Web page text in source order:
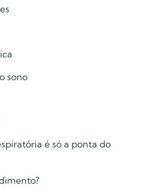
sono
é só a ponta do